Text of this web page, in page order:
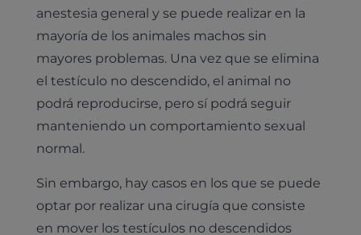
anestesia general y se puede realizar en la
mayoría de los animales machos sin
mayores problemas. Una vez que se elimina
el testículo no descendido, el animal no
podrá reproducirse, pero sí podrá seguir
manteniendo un comportamiento sexual
normal.
Sin embargo, hay casos en los que se puede
optar por realizar una cirugía que consiste
en mover los testículos no descendidos